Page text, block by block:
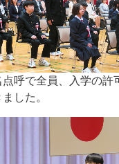
点呼で全員、入学の許
した。